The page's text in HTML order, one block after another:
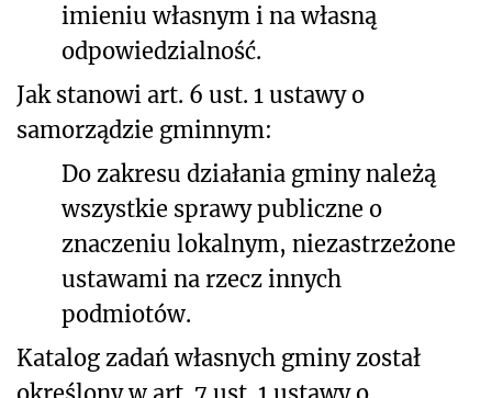
imieniu własnym i na własną
odpowiedzialność.
Jak stanowi art. 6 ust. 1 ustawy o
samorządzie gminnym:
Do zakresu działania gminy należą
wszystkie sprawy publiczne o
znaczeniu lokalnym, niezastrzeżone
ustawami na rzecz innych
podmiotów.
Katalog zadań własnych gminy został